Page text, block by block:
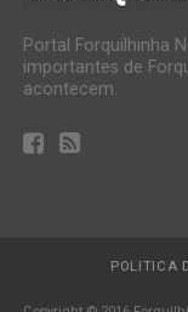
Portal Forquilhinha
importantes de
acontecem.
POLITICA